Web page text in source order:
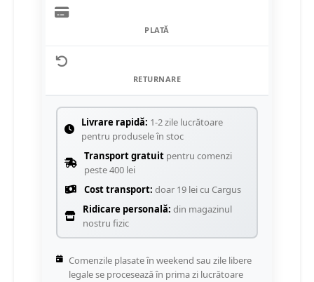
PLATĂ
RETURNARE
Livrare rapidă: 1-2 zile lucrătoare
pentru produsele în stoc
Transport gratuit pentru comenzi
peste 400 lei
Cost transport: doar 19 lei cu Cargus
Ridicare personală: din magazinul
nostru fizic
Comenzile plasate în weekend sau zile libere
legale se procesează în prima zi lucrătoare